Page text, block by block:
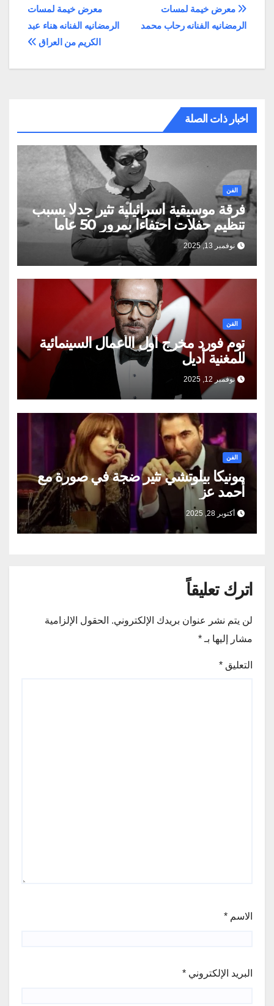
تصفّح
المقالات
معرض خيمة لمسات
الرمضانيه الفنانه هناء عبد
الكريم من العراق
معرض خيمة لمسات
الرمضانيه الفنانه رحاب محمد
اخبار ذات الصلة
الفن
فرقة موسيقية اسرائيلية تثير جدلا بسبب
تنظيم حفلات احتفاءا بمرور 50 عاما
على وفاة ام كلثوم
نوفمبر 13, 2025
الفن
توم فورد مخرج أول الأعمال السينمائية
للمغنية أديل
نوفمبر 12, 2025
الفن
مونيكا بيلوتشي تثير ضجة في صورة مع
أحمد عز
أكتوبر 28, 2025
اترك تعليقاً
لن يتم نشر عنوان بريدك الإلكتروني. الحقول الإلزامية
مشار إليها بـ *
التعليق *
الاسم *
البريد الإلكتروني *